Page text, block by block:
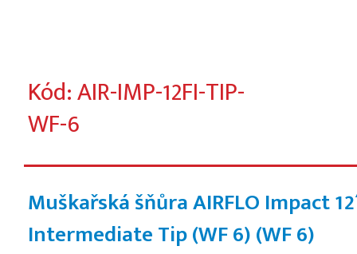
Kód: AIR-IMP-12FI-TIP-
WF-6
Muškařská šňůra AIRFLO Impact
Intermediate Tip (WF 6)(WF 6)